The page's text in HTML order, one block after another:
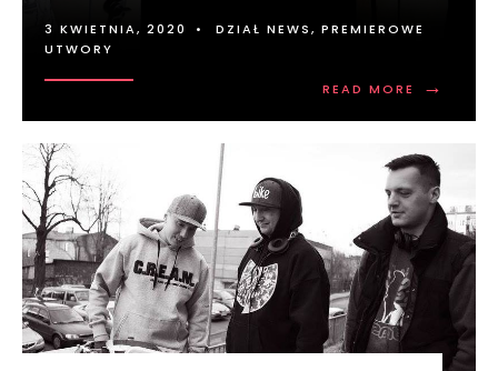
3 KWIETNIA, 2020 • DZIAŁ NEWS, PREMIEROWE
UTWORY
READ MORE →